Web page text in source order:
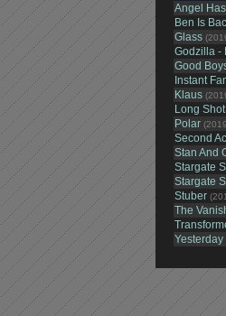
Angel
Ben Is
Glass
Godzilla -
Good
Instant
Klaus
Long Shot
Polar
Second
Stan And
Stargate
Stargate
Stuber
The
Yesterday